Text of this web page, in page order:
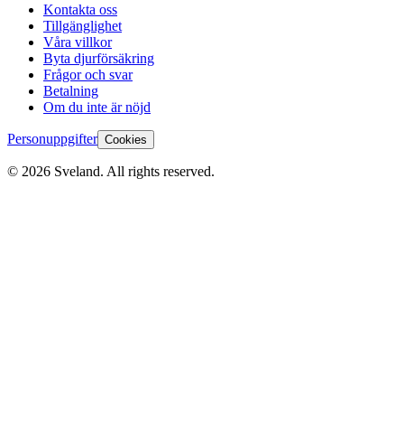
Kontakta oss
Tillgänglighet
Våra villkor
Byta djurförsäkring
Frågor och svar
Betalning
Om du inte är nöjd
Personuppgifter Cookies
© 2026 Sveland. All rights reserved.